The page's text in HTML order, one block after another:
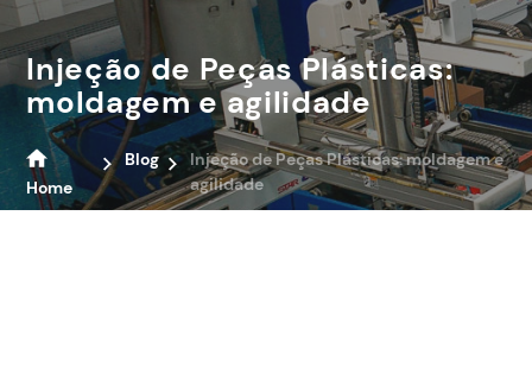
Injeção de Peças Plásticas:
moldagem e agilidade
Home
Blog
Injeção de Peças Plásticas: moldagem e
agilidade